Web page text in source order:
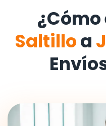
Saltilloa